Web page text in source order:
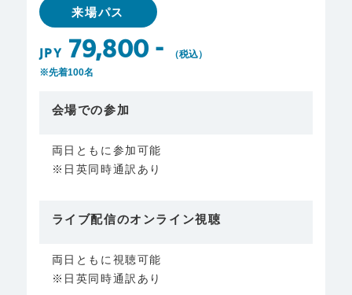
来場パス
JPY 79,800 -
（税込）
※先着100名
会場での参加
両日ともに参加可能
※日英同時通訳あり
ライブ配信のオンライン視聴
両日ともに視聴可能
※日英同時通訳あり